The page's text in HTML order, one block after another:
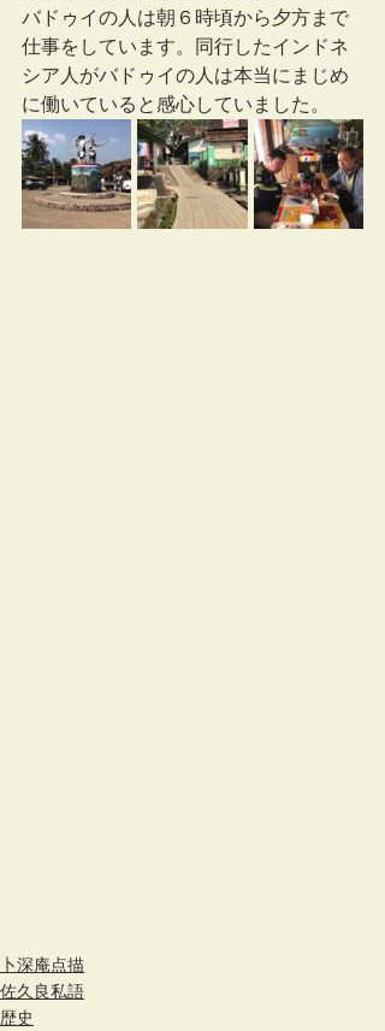
バドゥイの人は朝６時頃から夕方まで
仕事をしています。同行したインドネ
シア人がバドゥイの人は本当にまじめ
に働いていると感心していました。
卜深庵点描
佐久良私語
歴史